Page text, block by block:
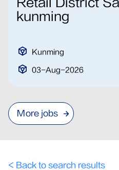
Retail District
kunming
Kunming
03-Aug-2026
More jobs
< Back to search results